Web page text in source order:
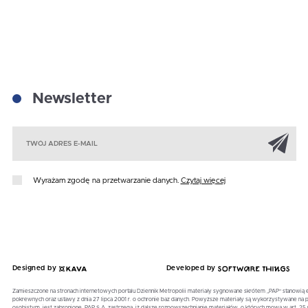
Newsletter
Wyrażam zgodę na przetwarzanie danych. Czytaj więcej
Designed by Developed by
Zamieszczone na stronach internetowych portalu Dziennik Metropolii materiały sygnowane skrótem „PAP”
pokrewnych oraz ustawy z dnia 27 lipca 2001 r. o ochronie baz danych. Powyższe materiały są